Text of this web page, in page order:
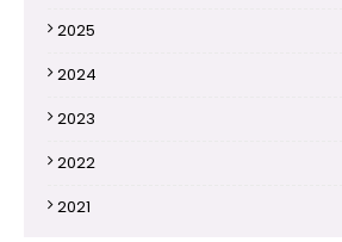
2025
2024
2023
2022
2021